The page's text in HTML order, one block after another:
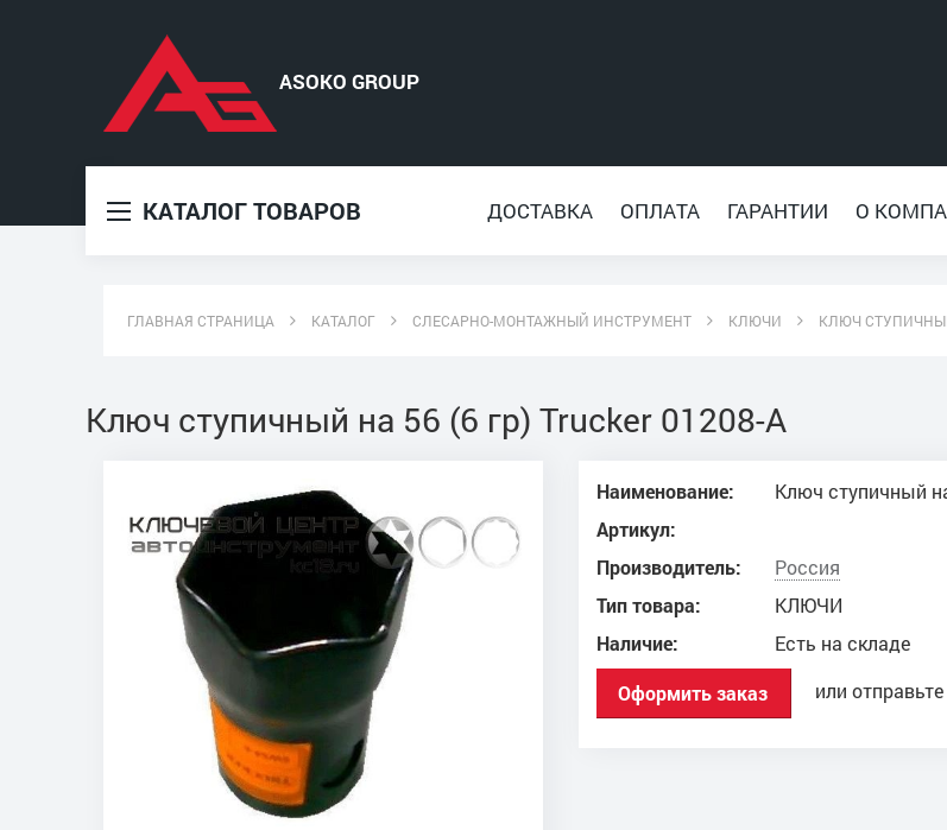
КАТАЛОГ ТОВАРОВ ДОСТАВКА ОПЛАТА ГАРАНТИИ О
ГЛАВНАЯ СТРАНИЦА КАТАЛОГ СЛЕСАРНО-МОНТАЖНЫЙ ИНСТРУМЕНТ КЛЮЧИ КЛЮЧ СТУПИЧНЫЙ
Ключ ступичный на 56 (6 гр) Trucker 01208-А
Наименование:
Ключ ступичный
Артикул:
Производитель:
Россия
Тип товара:
КЛЮЧИ
Наличие:
Есть на складе
Оформить заказ или отправьте